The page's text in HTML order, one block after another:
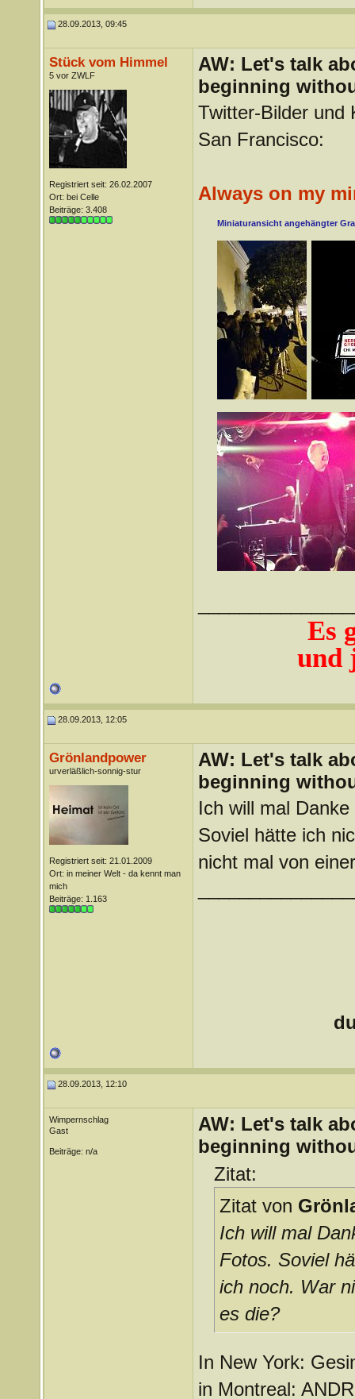
28.09.2013, 09:45
Stück vom Himmel
5 vor ZWLF
Registriert seit: 26.02.2007
Ort: bei Celle
Beiträge: 3.408
AW: Let's talk
beginning
Twitter-Bilder und
San Francisco:
Always on my
Miniaturansicht angehängter
Es
und
28.09.2013, 12:05
Grönlandpower
urverläßlich-sonnig-stur
Registriert seit: 21.01.2009
Ort: in meiner Welt - da kennt man
mich
Beiträge: 1.163
AW: Let's talk
beginning
Ich will mal
Soviel hätte ich
nicht mal von
28.09.2013, 12:10
Wimpernschlag
Gast
Beiträge: n/a
AW: Let's talk
beginning
Zitat:
Zitat von
Ich will mal
Fotos. Soviel
ich noch. War
es die?
In New York:
in Montreal: